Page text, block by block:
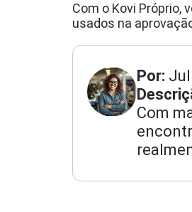
Com o Kovi Próprio,
usados na
Por:
Com